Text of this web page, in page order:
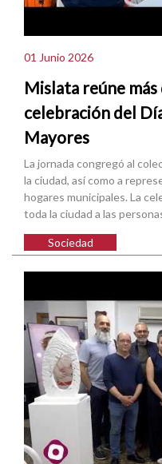
01 Junio 2026
Mislata reúne
celebración del
Mayores
La jornada congregó al
la ciudad, así como a
hogares municipales. La
toda la ciudad a las
Sociedad